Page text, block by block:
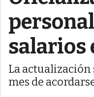
salarios
La
mes de